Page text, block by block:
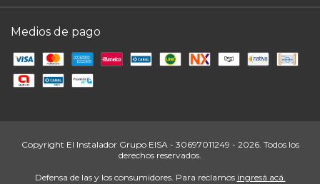
Medios de pago
Copyright El Instalador Grupo EISA - 30697011249 - 2026. Todos los
derechos reservados.
Defensa de las y los consumidores. Para reclamos ingresá acá.